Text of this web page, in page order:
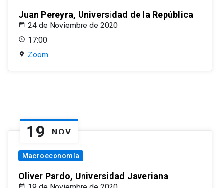
Juan Pereyra, Universidad de la República
24 de Noviembre de 2020
17:00
Zoom
19 NOV
Macroeconomía
Oliver Pardo, Universidad Javeriana